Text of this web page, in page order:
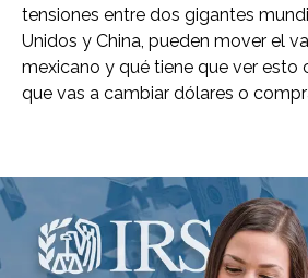
tensiones entre dos gigantes
Unidos y China, pueden mover el
mexicano y qué tiene que ver esto
que vas a cambiar dólares o